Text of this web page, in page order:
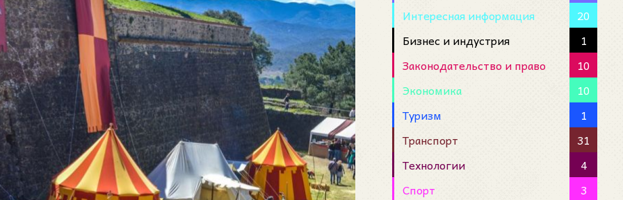
Интересная информация
20
Бизнес и индустрия
1
Законодательство и право
10
Экономика
10
Туризм
1
Транспорт
31
Технологии
4
Спорт
3